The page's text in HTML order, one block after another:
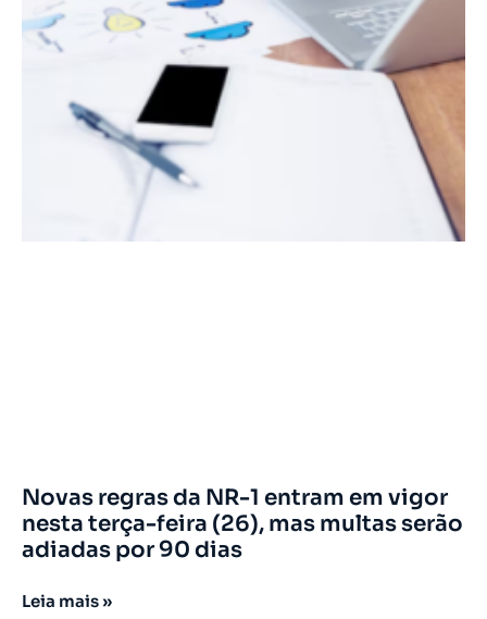
Novas regras da NR-1 entram em vigor
nesta terça-feira (26), mas multas serão
adiadas por 90 dias
Leia mais »